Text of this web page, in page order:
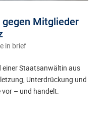
gegen Mitglieder
in brief
einer Staatsanwältin aus
Unterdrückung und
– und handelt.